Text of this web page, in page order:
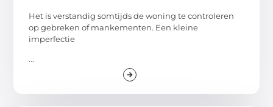
Het is verstandig somtijds de woning te controleren
op gebreken of mankementen. Een kleine
imperfectie
...